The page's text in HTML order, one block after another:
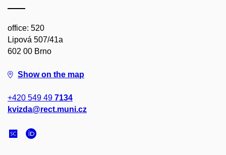
office: 520
Lipová 507/41a
602 00 Brno
Show on the map
+420 549 49 7134
kvizda@rect.muni.cz